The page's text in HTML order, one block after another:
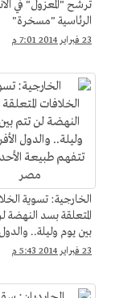
ترشح "المعزول" في
الرئاسية "مسخرة"
23 فبراير 2014 7:01 م
الخارجية: تسوية
المتعلقة بسد النهضة
بين يوم وليلة.. والدول
الأفريقية تتفهم طبيعة
23 فبراير 2014 5:43 م